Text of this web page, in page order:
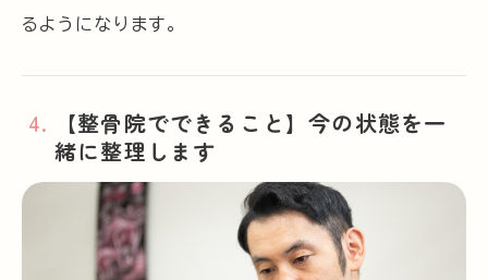
るようになります。
【整骨院でできること】今の状態を一
緒に整理します